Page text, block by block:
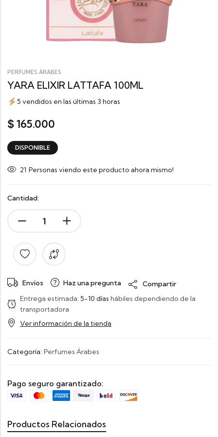
PERFUMES ÁRABES
YARA ELIXIR LATTAFA 100ML
5 vendidos en las últimas 3 horas
$165.000
DISPONIBLE
21 Personas viendo este producto ahora mismo!
Cantidad:
Envíos Haz una pregunta
Compartir
Entrega estimada: 5-10 días hábiles dependiendo de la
transportadora
Ver información de la tienda
Categoría: Perfumes Árabes
Pago seguro garantizado:
Productos Relacionados